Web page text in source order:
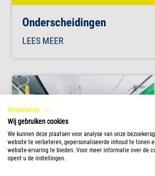
Onderscheidingen
LEES MEER
Nederlands
Wij gebruiken cookies
We kunnen deze plaatsen voor analyse van onze
website te verbeteren, gepersonaliseerde inhoud te tonen
website-ervaring te bieden. Voor meer informatie over de
opent u de instellingen.